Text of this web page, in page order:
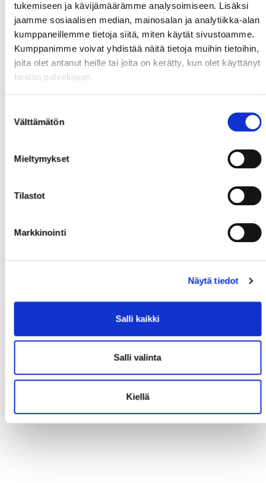
tukemiseen ja kävijämäärämme analysoimiseen. Lisäksi
jaamme sosiaalisen median, mainosalan ja analytiikka-alan
kumppaneillemme tietoja siitä, miten käytät sivustoamme.
Kumppanimme voivat yhdistää näitä tietoja muihin tietoihin,
joita olet antanut heille tai joita on kerätty, kun olet käyttänyt
heidän palvelujaan.
valinta
Välttämätön
Mieltymykset
Tilastot
Markkinointi
Näytä tiedot
Salli kaikki
Salli valinta
Kiellä